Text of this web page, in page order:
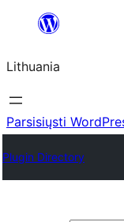
turinio
Lithuania
Parsisiųsti
Plugin Directory